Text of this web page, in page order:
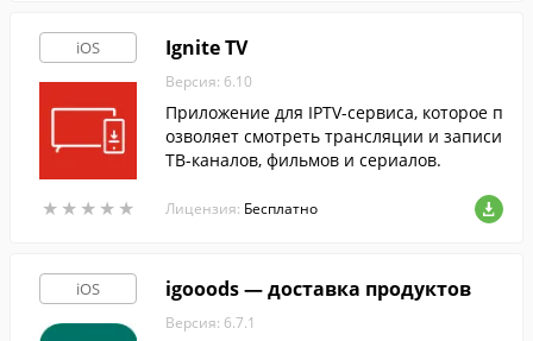
iOS
★ ★ ★ ★ ★
★ ★ ★ ★ ★
Ignite TV
Версия: 6.10
Приложение для IPTV-сервиса, которое п
озволяет смотреть трансляции и записи
ТВ-каналов, фильмов и сериалов.
Лицензия: Бесплатно
iOS igooods — доставка продуктов
Версия: 6.7.1